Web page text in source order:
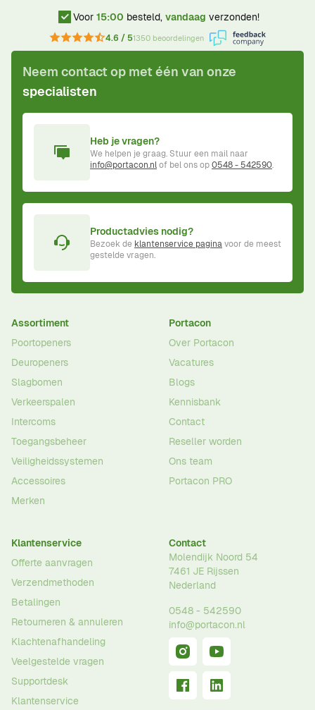
Voor 15:00 besteld, vandaag verzonden!
4.6 / 51350 beoordelingen
Neem contact op met één van onze
specialisten
Heb je vragen?
We helpen je graag. Stuur een mail naar
info@portacon.nlof bel ons op0548 - 542590.
Productadvies nodig?
Bezoek de klantenservice paginavoor de meest
gestelde vragen.
Assortiment
Poortopeners
Deuropeners
Slagbomen
Verkeerspalen
Intercoms
Toegangsbeheer
Veiligheidssystemen
Accessoires
Merken
Portacon
Over Portacon
Vacatures
Blogs
Kennisbank
Contact
Reseller worden
Ons team
Portacon PRO
Klantenservice
Offerte aanvragen
Verzendmethoden
Betalingen
Retourneren & annuleren
Klachtenafhandeling
Veelgestelde vragen
Supportdesk
Klantenservice
Contact
Molendijk Noord 54
7461 JE Rijssen
Nederland
0548 - 542590
info@portacon.nl